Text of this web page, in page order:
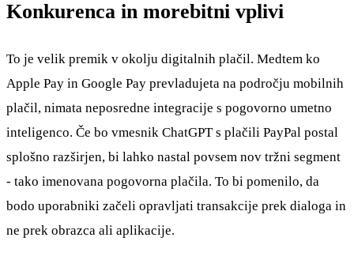
Konkurenca in morebitni vplivi
To je velik premik v okolju digitalnih plačil. Medtem ko
Apple Pay in Google Pay prevladujeta na področju mobilnih
plačil, nimata neposredne integracije s pogovorno umetno
inteligenco. Če bo vmesnik ChatGPT s plačili PayPal postal
splošno razširjen, bi lahko nastal povsem nov tržni segment
- tako imenovana pogovorna plačila. To bi pomenilo, da
bodo uporabniki začeli opravljati transakcije prek dialoga in
ne prek obrazca ali aplikacije.